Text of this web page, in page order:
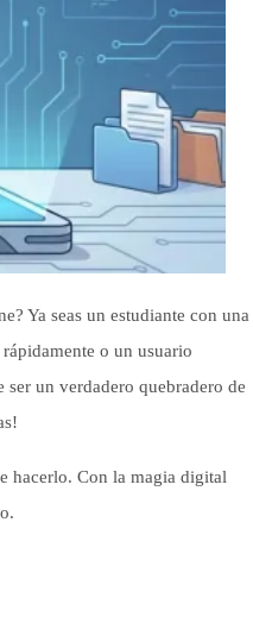
Ya seas un estudiante con una
o un usuario
un verdadero quebradero de
hacerlo. Con la magia digital